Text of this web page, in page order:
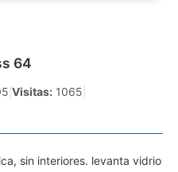
64
Visitas: 1065
sin interiores. levanta vidrio